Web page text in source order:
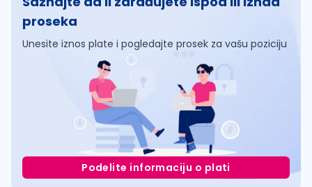
proseka
Unesite iznos plate i pogledajte prosek za vašu poziciju
Podelite informaciju o plati